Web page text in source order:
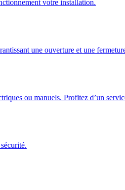
votre installation.
une ouverture et une
ou manuels. Profitez d’un